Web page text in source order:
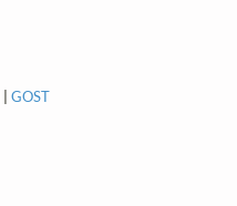
GOST